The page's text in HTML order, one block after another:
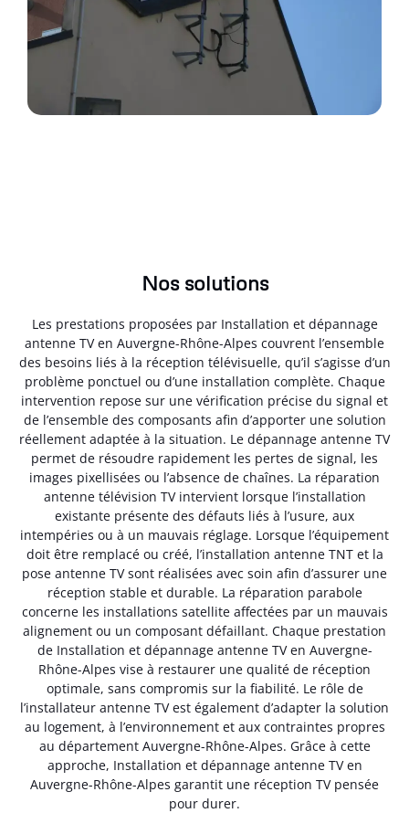
Nos solutions
Les prestations proposées par Installation et dépannage
antenne TV en Auvergne-Rhône-Alpes couvrent l’ensemble
des besoins liés à la réception télévisuelle, qu’il s’agisse d’un
problème ponctuel ou d’une installation complète. Chaque
intervention repose sur une vérification précise du signal et
de l’ensemble des composants afin d’apporter une solution
réellement adaptée à la situation. Le dépannage antenne TV
permet de résoudre rapidement les pertes de signal, les
images pixellisées ou l’absence de chaînes. La réparation
antenne télévision TV intervient lorsque l’installation
existante présente des défauts liés à l’usure, aux
intempéries ou à un mauvais réglage. Lorsque l’équipement
doit être remplacé ou créé, l’installation antenne TNT et la
pose antenne TV sont réalisées avec soin afin d’assurer une
réception stable et durable. La réparation parabole
concerne les installations satellite affectées par un mauvais
alignement ou un composant défaillant. Chaque prestation
de Installation et dépannage antenne TV en Auvergne-
Rhône-Alpes vise à restaurer une qualité de réception
optimale, sans compromis sur la fiabilité. Le rôle de
l’installateur antenne TV est également d’adapter la solution
au logement, à l’environnement et aux contraintes propres
au département Auvergne-Rhône-Alpes. Grâce à cette
approche, Installation et dépannage antenne TV en
Auvergne-Rhône-Alpes garantit une réception TV pensée
pour durer.